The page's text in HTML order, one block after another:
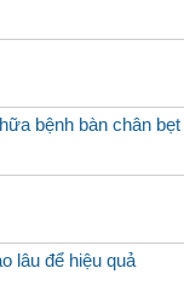
bệnh bàn chân bẹt
lâu để hiệu quả